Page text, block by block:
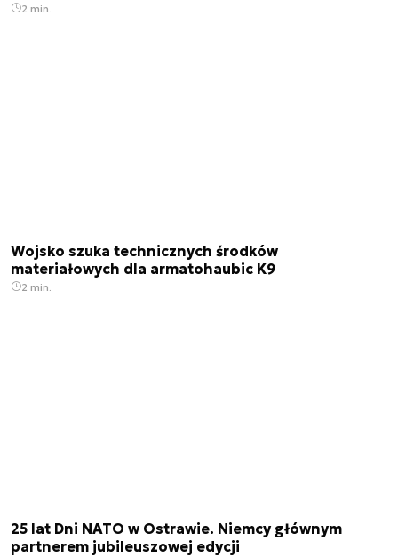
2 min.
Wojsko szuka technicznych środków
materiałowych dla armatohaubic K9
2 min.
25 lat Dni NATO w Ostrawie. Niemcy głównym
partnerem jubileuszowej edycji